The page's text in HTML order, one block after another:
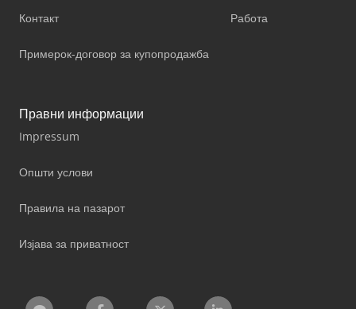
Контакт
Примерок-договор за купопродажба
Работа
Правни информации
Impressum
Општи услови
Правила на пазарот
Изјава за приватност